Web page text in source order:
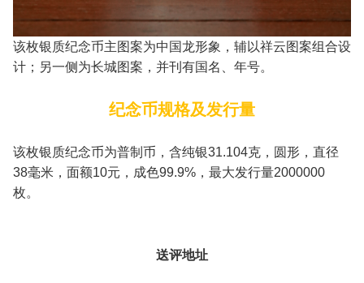
该枚银质纪念币主图案为中国龙形象，辅以祥云图案组合设
计；另一侧为长城图案，并刊有国名、年号。
纪念币规格及发行量
该枚银质纪念币为普制币，含纯银31.104克，圆形，直径
38毫米，面额10元，成色99.9%，最大发行量2000000
枚。
送评地址